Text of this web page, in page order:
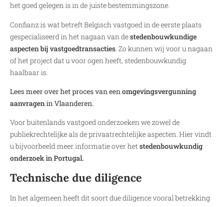
het goed gelegen is in de juiste bestemmingszone.
Confianz is wat betreft Belgisch vastgoed in de eerste plaats
gespecialiseerd in het nagaan van destedenbouwkundige
aspecten bij vastgoedtransacties . Zo kunnen wij voor u nagaan
of het project dat u voor ogen heeft, stedenbouwkundig
haalbaar is.
Lees meer over het proces van eenomgevingsvergunning
aanvragenin Vlaanderen.
Voor buitenlands vastgoed onderzoeken we zowel de
publiekrechtelijke als de privaatrechtelijke aspecten. Hier vindt
u bijvoorbeeld meer informatie over hetstedenbouwkundig
onderzoek in Portugal.
Technische due diligence
In het algemeen heeft dit soort due diligence vooral betrekking